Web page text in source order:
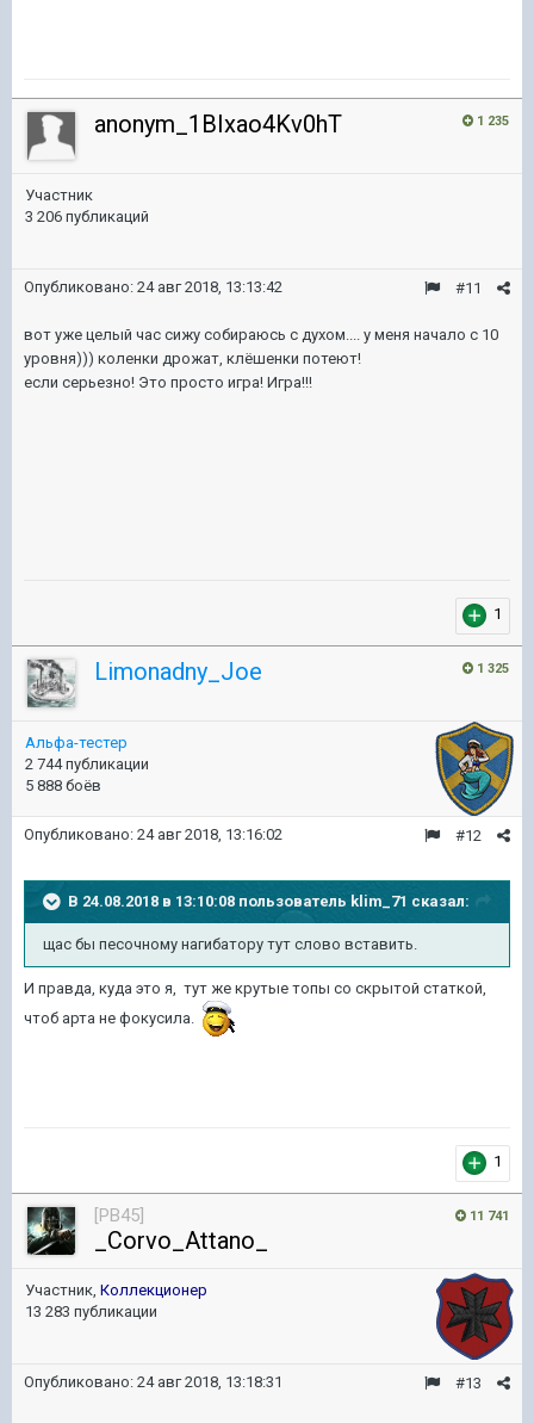
1 235
anonym_1BIxao4Kv0hT
Участник
3 206 публикаций
#11
Опубликовано: 24 авг 2018, 13:13:42
вот уже целый час сижу собираюсь с духом.... у меня начало с 10
уровня))) коленки дрожат, клёшенки потеют!
если серьезно! Это просто игра! Игра!!!
1
1 325
Limonadny_Joe
Альфа-тестер
2 744 публикации
5 888 боёв
#12
Опубликовано: 24 авг 2018, 13:16:02
В 24.08.2018 в 13:10:08 пользователь klim_71 сказал:
щас бы песочному нагибатору тут слово вставить.
И правда, куда это я, тут же крутые топы со скрытой статкой,
чтоб арта не фокусила.
1
11 741
[PB45]
_Corvo_Attano_
Участник, Коллекционер
13 283 публикации
#13
Опубликовано: 24 авг 2018, 13:18:31